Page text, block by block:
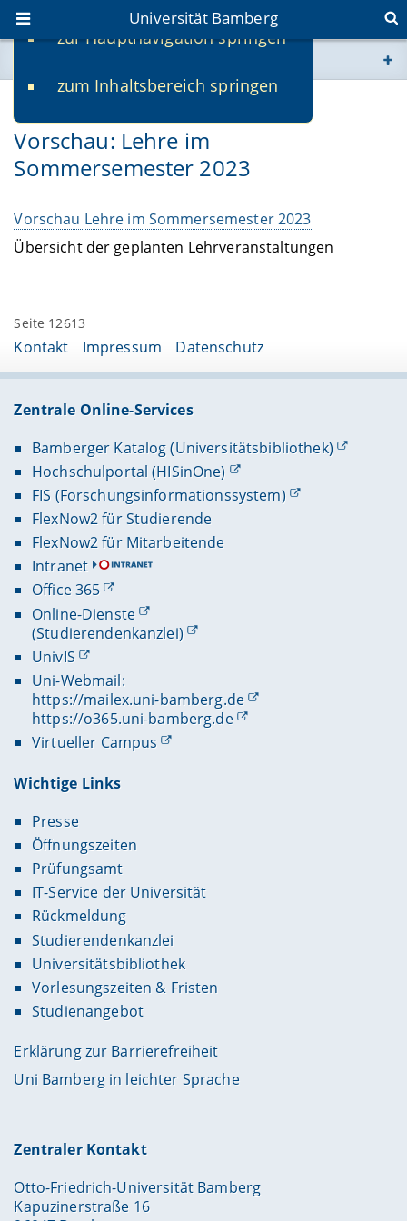
zur Hauptnavigation springen
zum Inhaltsbereich springen
Universität Bamberg
www.uni-bamberg.de
univis.uni-bamberg.de
Vorschau: Lehre im
Sommersemester 2023
Vorschau Lehre im Sommersemester 2023
Übersicht der geplanten Lehrveranstaltungen
Seite 12613
Kontakt Impressum Datenschutz
Zentrale Online-Services
Bamberger Katalog (Universitätsbibliothek)
Hochschulportal (HISinOne)
FIS (Forschungsinformationssystem)
FlexNow2 für Studierende
FlexNow2 für Mitarbeitende
Intranet
Office 365
Online-Dienste
(Studierendenkanzlei)
UnivIS
Uni-Webmail:
https://mailex.uni-bamberg.de
https://o365.uni-bamberg.de
Virtueller Campus
Wichtige Links
Presse
Öffnungszeiten
Prüfungsamt
IT-Service der Universität
Rückmeldung
Studierendenkanzlei
Universitätsbibliothek
Vorlesungszeiten & Fristen
Studienangebot
Erklärung zur Barrierefreiheit
Uni Bamberg in leichter Sprache
Zentraler Kontakt
Otto-Friedrich-Universität Bamberg
Kapuzinerstraße 16